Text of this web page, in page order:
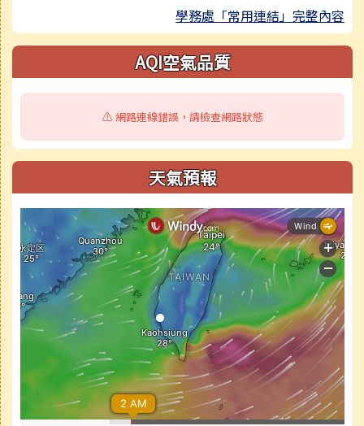
學務處「常用連結」完整內容
AQI空氣品質
⚠️ 網路連線錯誤，請檢查網路狀態
天氣預報